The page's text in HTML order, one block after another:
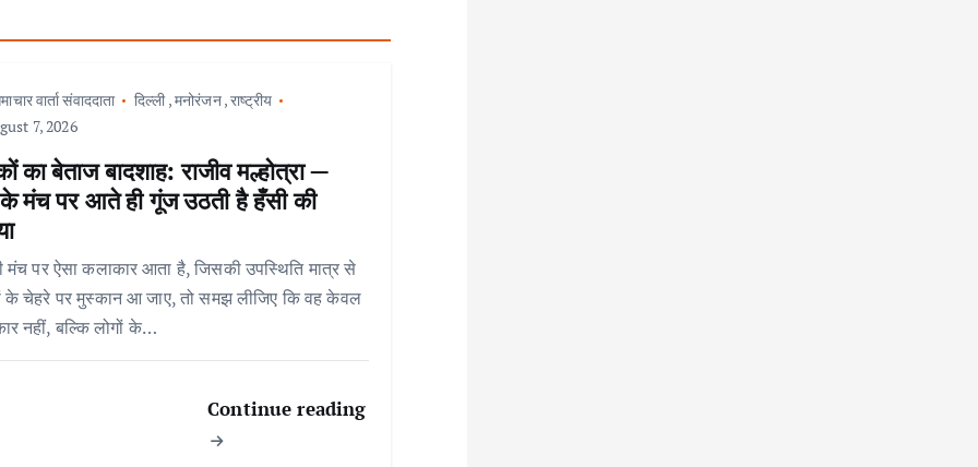
वार्ता संवाददाता दिल्ली,मनोरंजन,राष्ट्रीय
7, 2026
का बेताज बादशाह: राजीव मल्होत्रा —
मंच पर आते ही गूंज उठती है हँसी की
मंच पर ऐसा कलाकार आता है, जिसकी उपस्थिति मात्र से
के चेहरे पर मुस्कान आ जाए, तो समझ लीजिए कि वह केवल
नहीं, बल्कि लोगों के…
Continue reading